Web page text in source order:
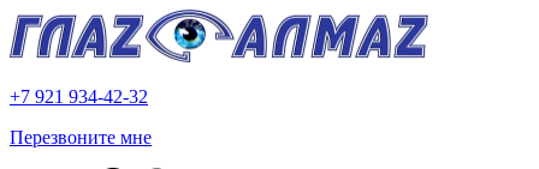
+7 921 934-42-32
Перезвоните мне